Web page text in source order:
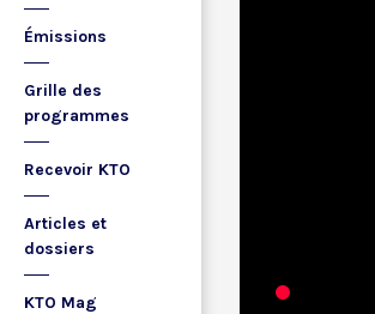
Émissions
Grille des
programmes
Recevoir KTO
Articles et
dossiers
KTO Mag